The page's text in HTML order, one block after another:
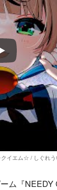
イエム☆ / しぐれう
ム『NEEDY